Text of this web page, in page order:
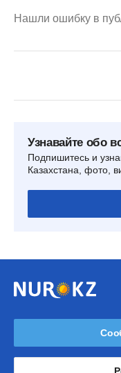
Нашли ошибку в
Узнавайте обо
Подпишитесь и
Казахстана, фото,